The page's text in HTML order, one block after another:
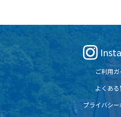
ご利用ガ
よくあ
プライバシ